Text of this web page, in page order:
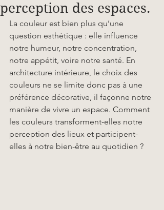
perception des espaces.
La couleur est bien plus qu’une
question esthétique : elle influence
notre humeur, notre concentration,
notre appétit, voire notre santé. En
architecture intérieure, le choix des
couleurs ne se limite donc pas à une
préférence décorative, il façonne notre
manière de vivre un espace. Comment
les couleurs transforment-elles notre
perception des lieux et participent-
elles à notre bien-être au quotidien ?